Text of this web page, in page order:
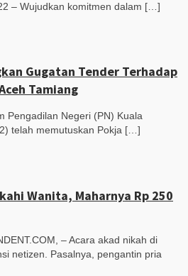
– Wujudkan komitmen dalam […]
Gugatan Tender Terhadap
Tamiang
Pengadilan Negeri (PN) Kuala
telah memutuskan Pokja […]
Wanita, Maharnya Rp 250
– Acara akad nikah di
netizen. Pasalnya, pengantin pria